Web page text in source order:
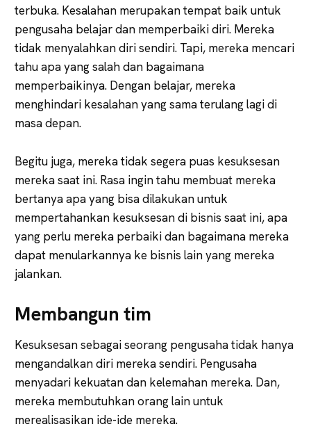
terbuka. Kesalahan merupakan tempat baik untuk
pengusaha belajar dan memperbaiki diri. Mereka
tidak menyalahkan diri sendiri. Tapi, mereka mencari
tahu apa yang salah dan bagaimana
memperbaikinya. Dengan belajar, mereka
menghindari kesalahan yang sama terulang lagi di
masa depan.
Begitu juga, mereka tidak segera puas kesuksesan
mereka saat ini. Rasa ingin tahu membuat mereka
bertanya apa yang bisa dilakukan untuk
mempertahankan kesuksesan di bisnis saat ini, apa
yang perlu mereka perbaiki dan bagaimana mereka
dapat menularkannya ke bisnis lain yang mereka
jalankan.
Membangun tim
Kesuksesan sebagai seorang pengusaha tidak hanya
mengandalkan diri mereka sendiri. Pengusaha
menyadari kekuatan dan kelemahan mereka. Dan,
mereka membutuhkan orang lain untuk
merealisasikan ide-ide mereka.